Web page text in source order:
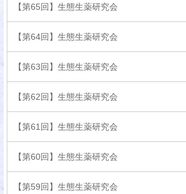
【第65回】生態生薬研究会
【第64回】生態生薬研究会
【第63回】生態生薬研究会
【第62回】生態生薬研究会
【第61回】生態生薬研究会
【第60回】生態生薬研究会
【第59回】生態生薬研究会